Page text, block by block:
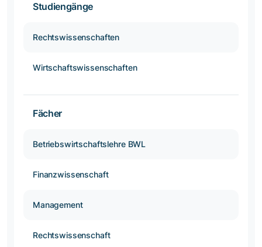
Studiengänge
Rechtswissenschaften
Wirtschaftswissenschaften
Fächer
Betriebswirtschaftslehre BWL
Finanzwissenschaft
Management
Rechtswissenschaft